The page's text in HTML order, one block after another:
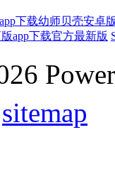
下载幼师贝壳安卓
app下载官方最新版
sitemap